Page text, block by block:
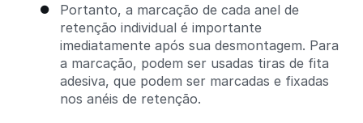
Portanto, a marcação de cada anel de
retenção individual é importante
imediatamente após sua desmontagem. Para
a marcação, podem ser usadas tiras de fita
adesiva, que podem ser marcadas e fixadas
nos anéis de retenção.